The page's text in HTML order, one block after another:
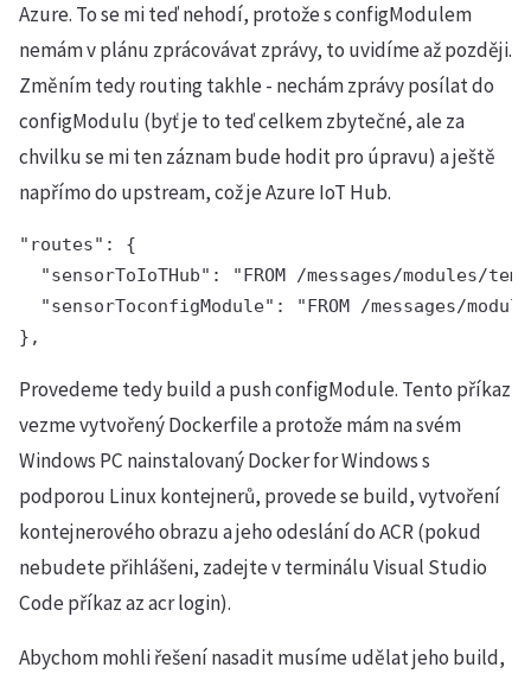
Azure. To se mi teď nehodí, protože s configModulem
nemám v plánu zprácovávat zprávy, to uvidíme až později.
Změním tedy routing takhle - nechám zprávy posílat do
configModulu (byť je to teď celkem zbytečné, ale za
chvilku se mi ten záznam bude hodit pro úpravu) a ještě
napřímo do upstream, což je Azure IoT Hub.
"routes": {
"sensorToIoTHub": "FROM /messages/modules/
"sensorToconfigModule": "FROM /messages/
Provedeme tedy build a push configModule. Tento příkaz
vezme vytvořený Dockerfile a protože mám na svém
Windows PC nainstalovaný Docker for Windows s
podporou Linux kontejnerů, provede se build, vytvoření
kontejnerového obrazu a jeho odeslání do ACR (pokud
nebudete přihlášeni, zadejte v terminálu Visual Studio
Code příkaz az acr login).
Abychom mohli řešení nasadit musíme udělat jeho build,